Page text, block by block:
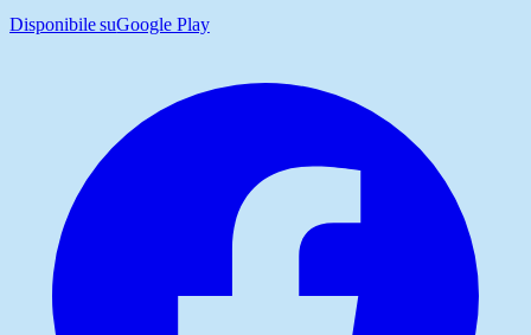
Disponibile suGoogle Play